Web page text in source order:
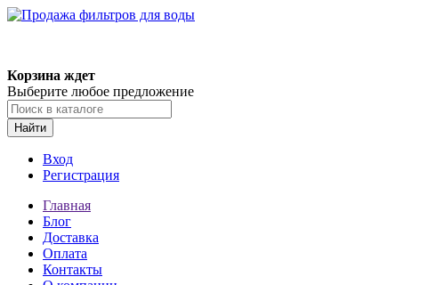
Корзина ждет
Выберите любое предложение
Найти
Вход
Регистрация
Главная
Блог
Доставка
Оплата
Контакты